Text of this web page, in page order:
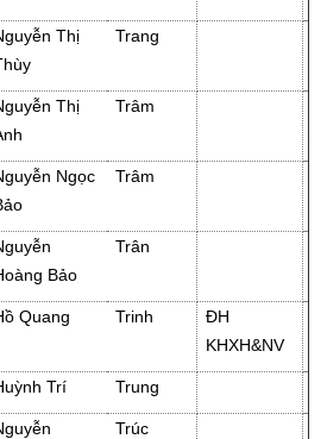
Thị
Trang
Thị
Trâm
Ngọc
Trâm
Bảo
Trân
Quang Trinh
ĐH
KHXH&NV
Trí Trung
Trúc